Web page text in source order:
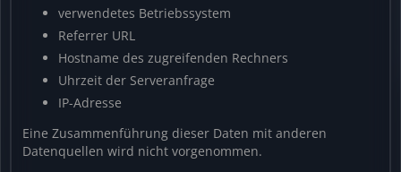
verwendetes Betriebssystem
Referrer URL
Hostname des zugreifenden Rechners
Uhrzeit der Serveranfrage
IP-Adresse
Eine Zusammenführung dieser Daten mit anderen
Datenquellen wird nicht vorgenommen.